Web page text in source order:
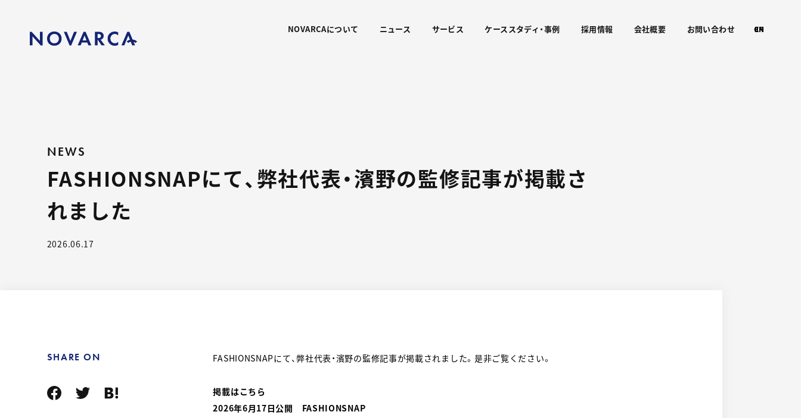
NOVARCAについて ニュース サービス ケーススタディ・事例 採用情報 会社概要 お問い合わせ EN
CN
JP
NEWS
FASHIONSNAPにて、弊社代表・濱野の監修記事が掲載さ
れました
2026.06.17
SHARE ON FASHIONSNAPにて、弊社代表・濱野の監修記事が掲載されました。是非ご覧ください。
掲載はこちら
2026年6月17日公開 FASHIONSNAP